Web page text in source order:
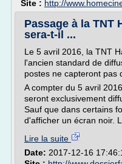
Site : http://
Passage à la TNT
sera-t-il ...
Le 5 avril 2016, la TNT
l'ancien standard de
postes ne capteront pas
A compter du 5 avril
seront exclusivement
Sauf que dans certains
d'afficher un écran noir.
Lire la suite
Date: 2017-12-16